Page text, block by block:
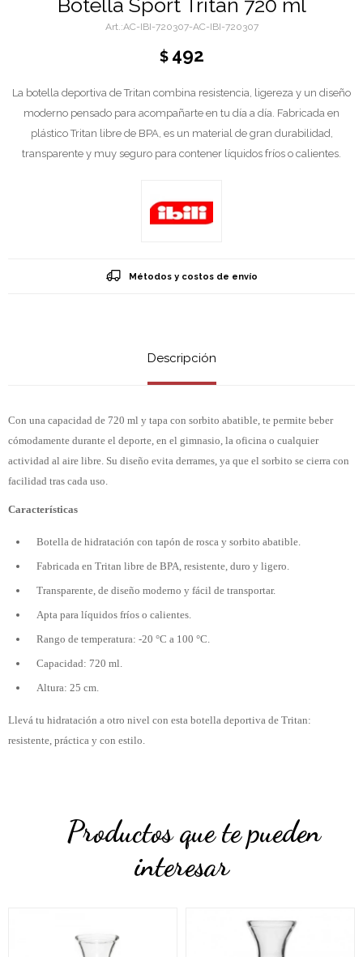
Botella Sport Tritan 720 ml
AC-IBI-720307-AC-IBI-720307
$ 492
La botella deportiva de Tritan combina resistencia, ligereza y un diseño
moderno pensado para acompañarte en tu día a día. Fabricada en
plástico Tritan libre de BPA, es un material de gran durabilidad,
transparente y muy seguro para contener líquidos fríos o calientes.
Métodos y costos de envío
Descripción
Con una capacidad de 720 ml y tapa con sorbito abatible, te permite beber
cómodamente durante el deporte, en el gimnasio, la oficina o cualquier
actividad al aire libre. Su diseño evita derrames, ya que el sorbito se cierra con
facilidad tras cada uso.
Características
Botella de hidratación con tapón de rosca y sorbito abatible.
Fabricada en Tritan libre de BPA, resistente, duro y ligero.
Transparente, de diseño moderno y fácil de transportar.
Apta para líquidos fríos o calientes.
Rango de temperatura: -20 °C a 100 °C.
Capacidad: 720 ml.
Altura: 25 cm.
Llevá tu hidratación a otro nivel con esta botella deportiva de Tritan:
resistente, práctica y con estilo.
Productos que te pueden
interesar